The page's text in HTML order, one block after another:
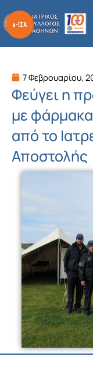
στο
περιεχόμενο
7 Φεβρουαρίου,
Φεύγει η
με
από το
Αποστολής